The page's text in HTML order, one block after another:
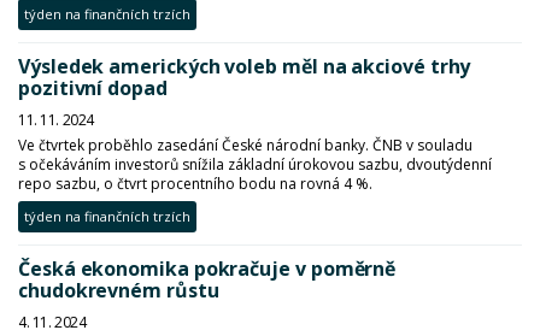
týden na finančních trzích
Výsledek amerických voleb měl na akciové trhy
pozitivní dopad
11. 11. 2024
Ve čtvrtek proběhlo zasedání České národní banky. ČNB v souladu
s očekáváním investorů snížila základní úrokovou sazbu, dvoutýdenní
repo sazbu, o čtvrt procentního bodu na rovná 4 %.
týden na finančních trzích
Česká ekonomika pokračuje v poměrně
chudokrevném růstu
4. 11. 2024